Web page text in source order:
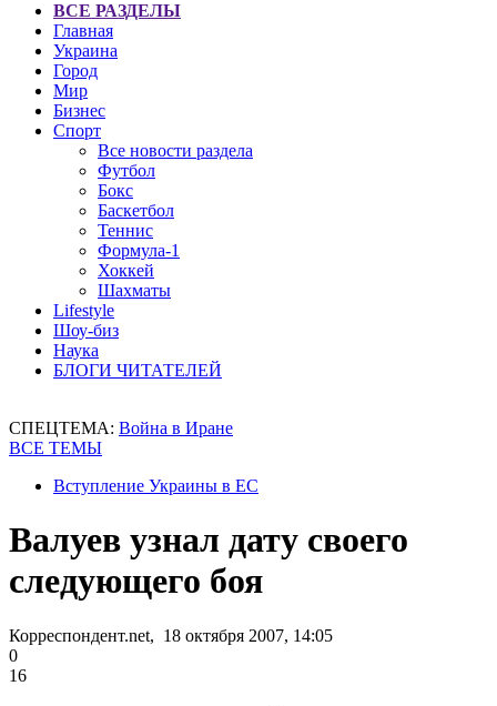
ВСЕ РАЗДЕЛЫ
Главная
Украина
Город
Мир
Бизнес
Спорт
Все новости раздела
Футбол
Бокс
Баскетбол
Теннис
Формула-1
Хоккей
Шахматы
Lifestyle
Шоу-биз
Наука
БЛОГИ ЧИТАТЕЛЕЙ
СПЕЦТЕМА: Война в Иране
ВСЕ ТЕМЫ
Вступление Украины в ЕС
Валуев узнал дату своего
следующего боя
Корреспондент.net, 18 октября 2007, 14:05
0
16